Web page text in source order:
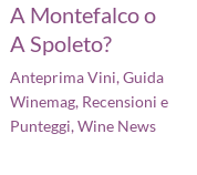
A Montefalco o
A Spoleto?
Anteprima Vini,Guida
Winemag, Recensioni e
Punteggi,Wine News